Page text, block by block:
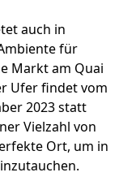
auch in
für
Markt am Quai
Ufer findet vom
2023 statt
Vielzahl von
Ort, um in